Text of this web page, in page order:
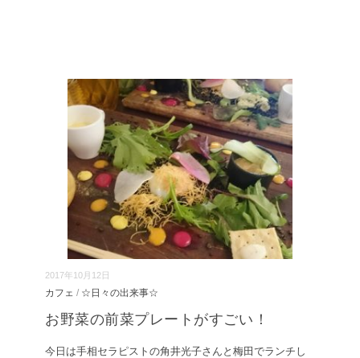
2017年10月12日
カフェ / ☆日々の出来事☆
お野菜の前菜プレートがすごい！
今日は手相セラピストの角井光子さんと梅田でランチし